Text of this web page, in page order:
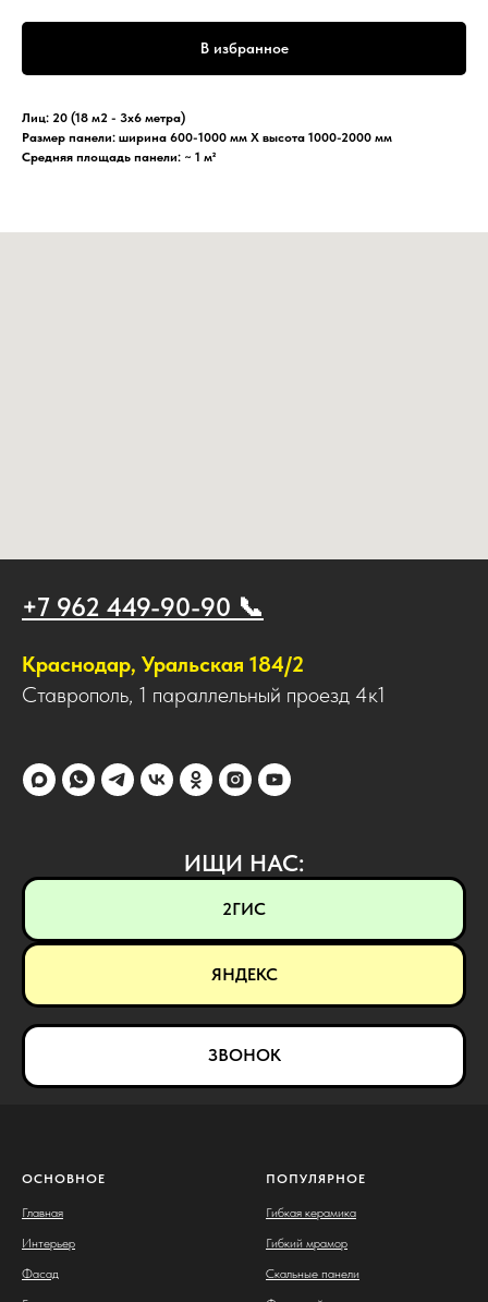
В избранное
Лиц: 20 (18 м2 - 3х6 метра)
Размер панели: ширина 600-1000 мм Х высота 1000-2000 мм
Средняя площадь панели: ~ 1 м²
+7 962 449-90-90 📞
Краснодар, Уральская 184/2
Ставрополь, 1 параллельный проезд 4к1
ИЩИ НАС:
2ГИС
ЯНДЕКС
ЗВОНОК
ОСНОВНОЕ
Главная
Интерьер
Фасад
ПОПУЛЯРНОЕ
Гибкая керамика
Гибкий мрамор
Скальные панели